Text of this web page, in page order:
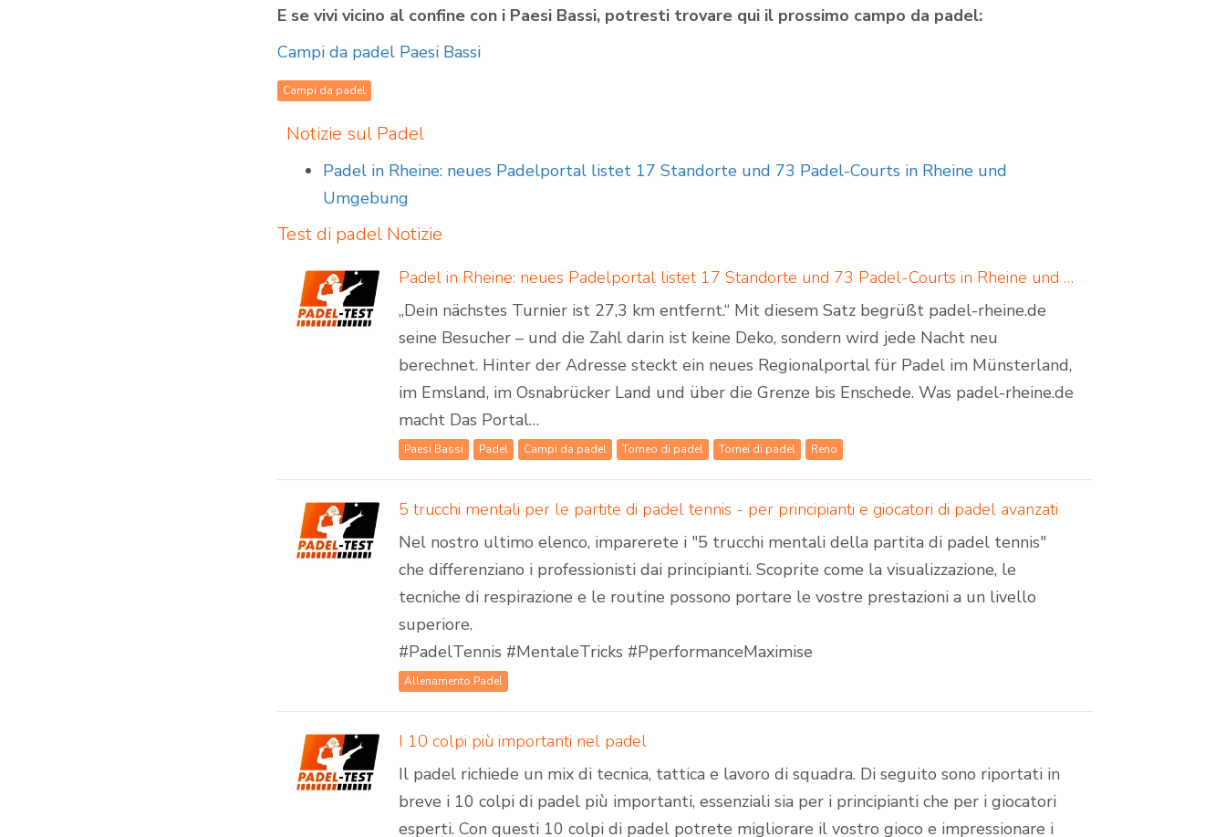
E se vivi vicino al confine con i Paesi Bassi, potresti trovare qui il prossimo campo da padel:
Campi da padel Paesi Bassi
Campi da padel
Notizie sul Padel
Padel in Rheine: neues Padelportal listet 17 Standorte und 73 Padel-Courts in Rheine und
Umgebung
Test di padel Notizie
Padel in Rheine: neues Padelportal listet 17 Standorte und 73 Padel-Courts in Rheine und Umgebung
„Dein nächstes Turnier ist 27,3 km entfernt.“ Mit diesem Satz begrüßt padel-rheine.de
seine Besucher – und die Zahl darin ist keine Deko, sondern wird jede Nacht neu
berechnet. Hinter der Adresse steckt ein neues Regionalportal für Padel im Münsterland,
im Emsland, im Osnabrücker Land und über die Grenze bis Enschede. Was padel-rheine.de
macht Das Portal…
Paesi Bassi Padel Campi da padel Torneo di padel Tornei di padel Reno
5 trucchi mentali per le partite di padel tennis - per principianti e giocatori di padel avanzati
Nel nostro ultimo elenco, imparerete i "5 trucchi mentali della partita di padel tennis"
che differenziano i professionisti dai principianti. Scoprite come la visualizzazione, le
tecniche di respirazione e le routine possono portare le vostre prestazioni a un livello
superiore.
#PadelTennis #MentaleTricks #PperformanceMaximise
Allenamento Padel
I 10 colpi più importanti nel padel
Il padel richiede un mix di tecnica, tattica e lavoro di squadra. Di seguito sono riportati in
breve i 10 colpi di padel più importanti, essenziali sia per i principianti che per i giocatori
esperti. Con questi 10 colpi di padel potrete migliorare il vostro gioco e impressionare i